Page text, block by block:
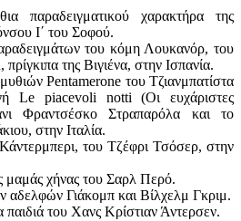
χαρακτήρα της
Ι΄ του Σοφού.
του κόμη Λουκανόρ, του
της Βιγιένα, στην Ισπανία.
Pentamerone του Τζιανμπατίστα
Le piacevoli notti (Οι ευχάριστες
Φραντσέσκο Στραπαρόλα και το
στην Ιταλία.
του Τζέφρι Τσόσερ, στην
χήνας του Σαρλ Περό.
Γιάκομπ και Βίλχελμ Γκριμ.
του Χανς Κρίστιαν Άντερσεν.